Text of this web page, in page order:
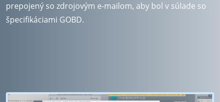
prepojený so zdrojovým e-mailom, aby bol v súlade so
špecifikáciami GOBD.